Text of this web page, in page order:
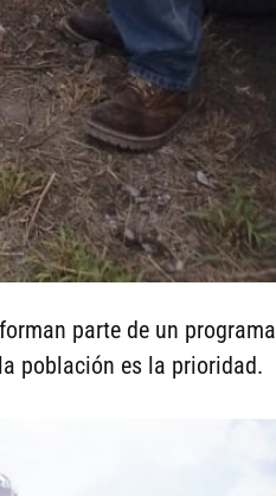
parte de un programa
población es la prioridad.